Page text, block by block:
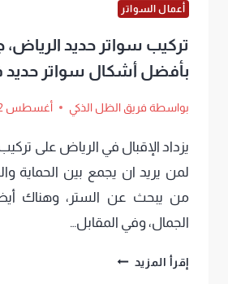
أعمال السواتر
تركيب سواتر حديد الرياض،
بأفضل أشكال سواتر حديد
بواسطة فريق الظل الذكي أغسطس 12, 2025
يزداد الإقبال في الرياض على
لمن يريد ان يجمع بين الحماية
من يبحث عن الستر، وهناك
الجمال، وفي المقابل…
إقرأ المزيد تركيب